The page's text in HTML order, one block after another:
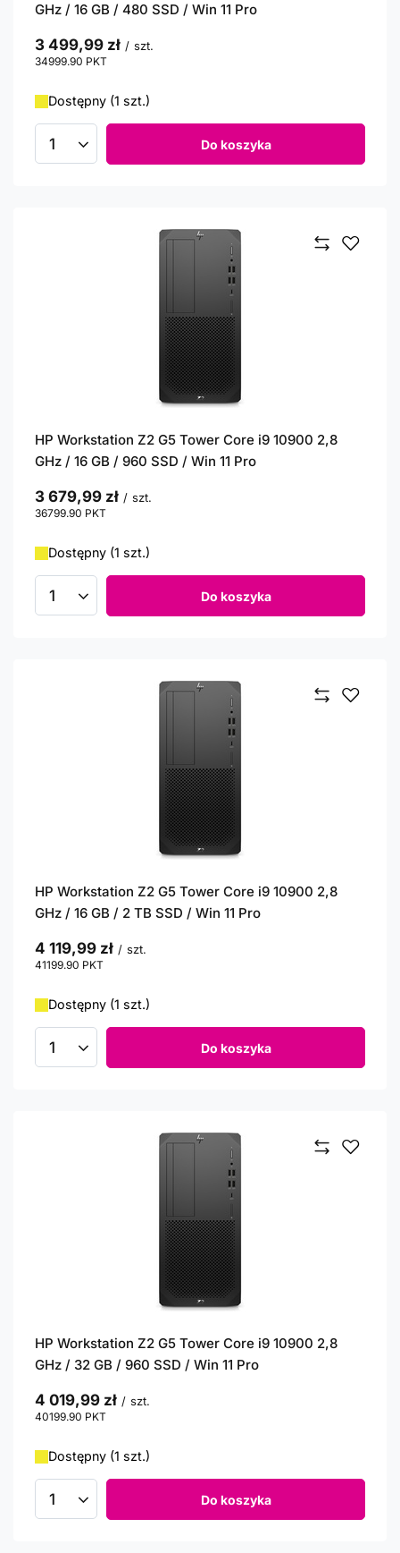
GHz / 16 GB / 480 SSD / Win 11 Pro
3 499,99 zł / szt.
34999.90 PKT
Dostępny (1 szt.)
Ilość produktów Do koszyka
HP Workstation Z2 G5 Tower Core i9 10900 2,8
GHz / 16 GB / 960 SSD / Win 11 Pro
3 679,99 zł / szt.
36799.90 PKT
Dostępny (1 szt.)
Ilość produktów Do koszyka
HP Workstation Z2 G5 Tower Core i9 10900 2,8
GHz / 16 GB / 2 TB SSD / Win 11 Pro
4 119,99 zł / szt.
41199.90 PKT
Dostępny (1 szt.)
Ilość produktów Do koszyka
HP Workstation Z2 G5 Tower Core i9 10900 2,8
GHz / 32 GB / 960 SSD / Win 11 Pro
4 019,99 zł / szt.
40199.90 PKT
Dostępny (1 szt.)
Ilość produktów Do koszyka